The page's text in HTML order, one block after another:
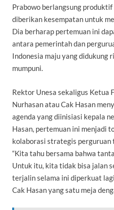
Prabowo berlangsung
diberikan kesempatan untuk
Dia berharap pertemuan ini
antara pemerintah dan
Indonesia maju yang didukung
mumpuni.
Rektor Unesa sekaligus Ketua
Nurhasan atau Cak Hasan
agenda yang diinisiasi kepala
Hasan, pertemuan ini menjadi
kolaborasi strategis perguruan
“Kita tahu bersama bahwa
Untuk itu, kita tidak bisa jalan
terjalin selama ini diperkuat
Cak Hasan yang satu meja